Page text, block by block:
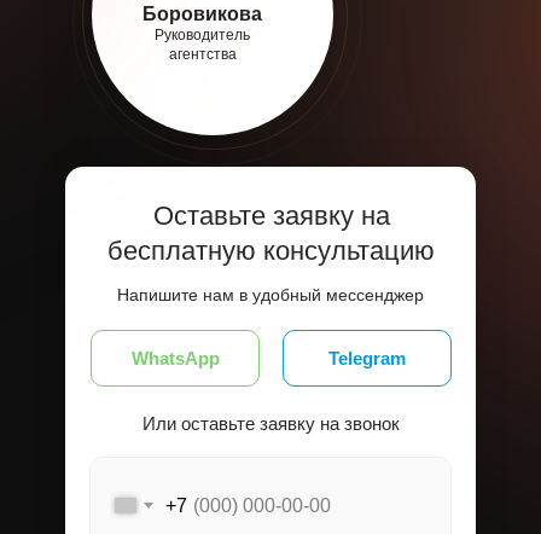
Оставьте заявку на
бесплатную консультацию
Напишите нам в удобный мессенджер
Telegram
Или оставьте заявку на звонок
WhatsApp
Боровикова
Руководитель
агентства
+7